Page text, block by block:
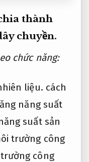
thành
chuyền.
chức năng:
liệu. cách
năng suất
suất sản
trường công
công